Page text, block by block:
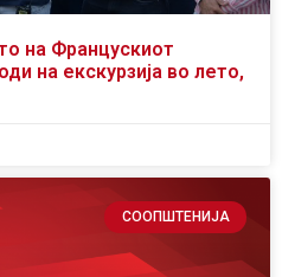
на Францускиот
на екскурзија во лето,
СООПШТЕНИЈА